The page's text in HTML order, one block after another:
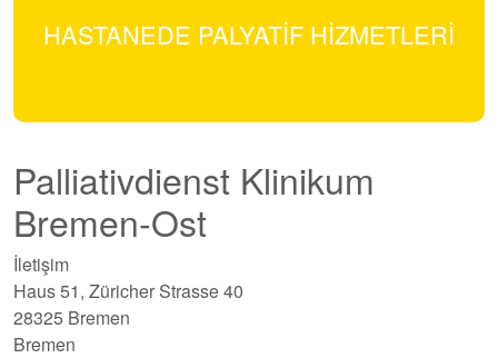
HASTANEDE PALYATİF HİZMETLERİ
Palliativdienst Klinikum
Bremen-Ost
İletişim
Haus 51, Züricher Strasse 40
28325 Bremen
Bremen